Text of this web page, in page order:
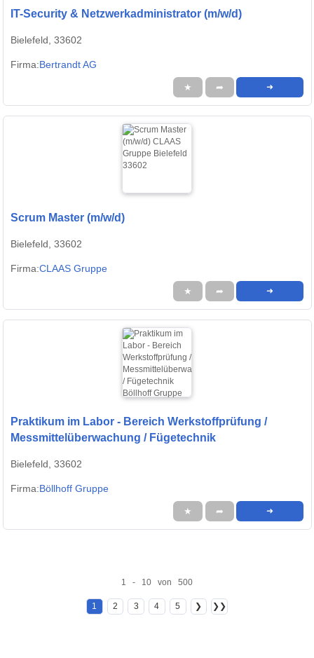
IT-Security & Netzwerkadministrator (m/w/d)
Bielefeld, 33602
Firma:Bertrandt AG
★ ➦ ➜
Scrum Master (m/w/d)
Bielefeld, 33602
Firma:CLAAS Gruppe
★ ➦ ➜
Praktikum im Labor - Bereich Werkstoffprüfung /
Messmittelüberwachung / Fügetechnik
Bielefeld, 33602
Firma:Böllhoff Gruppe
★ ➦ ➜
1 - 10 von 500
1 2 3 4 5 ❯ ❯❯